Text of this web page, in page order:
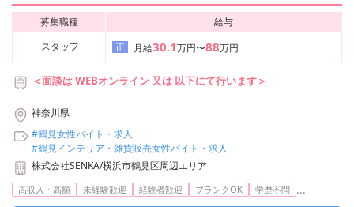
募集職種
給与
スタッフ
正 月給30.1万円〜88万円
＜面談は WEBオンライン 又は 以下にて行います＞
■株式会社SENKA 東京事務所
アクセス：
東京メトロ日比谷線/都営浅草線「東銀座」駅 6番出口より徒歩3
分
東京メトロ日比谷線/丸ノ内線・銀座線「銀座」駅 A5出口より徒
歩7分
神奈川県
#鶴見女性バイト・求人
#鶴見インテリア・雑貨販売女性バイト・求人
株式会社SENKA/横浜市鶴見区周辺エリア
高収入・高額 未経験歓迎 経験者歓迎 ブランクOK 学歴不問 ...